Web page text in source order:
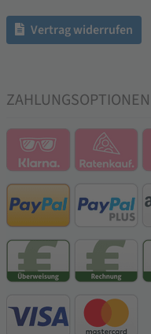
Vertrag widerrufen
ZAHLUNGSOPTIONEN